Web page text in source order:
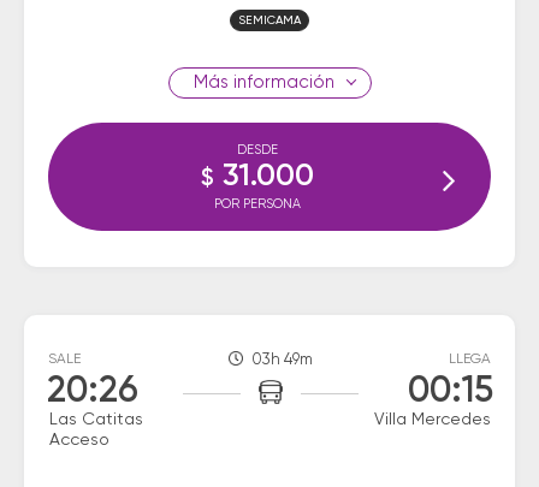
SEMICAMA
información
DESDE
$ 31.000
POR PERSONA
SALE
20:26
Las Catitas
Acceso
03h 49m LLEGA
00:15
Villa Mercedes